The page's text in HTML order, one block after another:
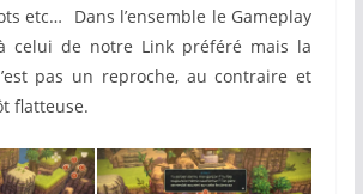
etc… Dans l’ensemble le Gameplay
celui de notre Link préféré mais la
pas un reproche, au contraire et
flatteuse.